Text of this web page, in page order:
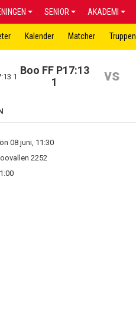
SENIOR AKADEMI
Kalender Matcher Truppen
Boo FF P17:13
1
vs
08 juni, 11:30
2252